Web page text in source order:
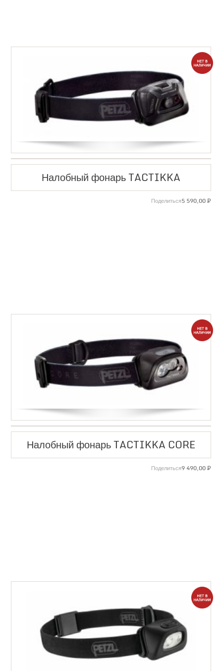
Налобный фонарь TACTIKKA
5 590,00₽
Поделиться
Налобный фонарь TACTIKKA CORE
9 490,00₽
Поделиться